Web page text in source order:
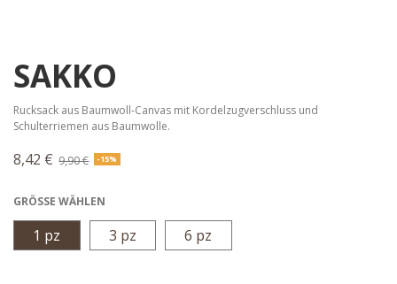
SAKKO
Rucksack aus Baumwoll-Canvas mit Kordelzugverschluss und
Schulterriemen aus Baumwolle.
8,42 € 9,90 € -15%
GRÖSSE WÄHLEN
1 pz 3 pz 6 pz